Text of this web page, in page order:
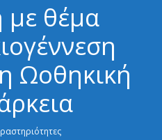
με θέμα
Ωοθηκική